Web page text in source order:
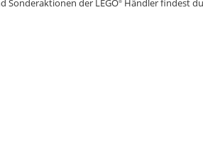
Sonderaktionen der LEGO Händler findest